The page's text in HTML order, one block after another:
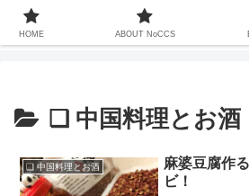
中国での暮らしは13年ちょい、家族も中国人、
20年以上をコンセプトなしでお
❏ 中国料理とお酒
❏ 中国料理とお酒
麻婆豆腐作
ビ！
HOME ABOUT NoCCS